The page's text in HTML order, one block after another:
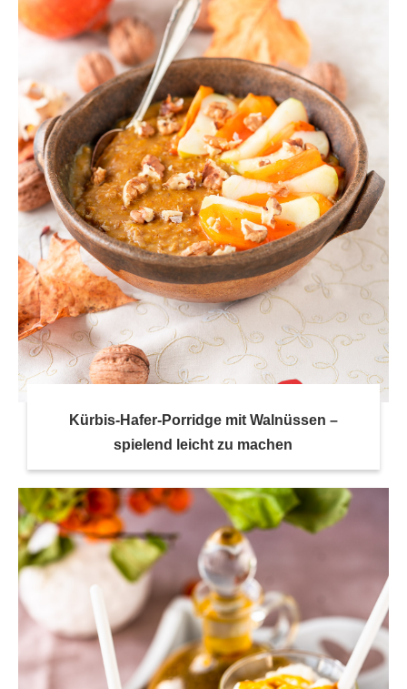
Kürbis-Hafer-Porridge mit Walnüssen –
spielend leicht zu machen